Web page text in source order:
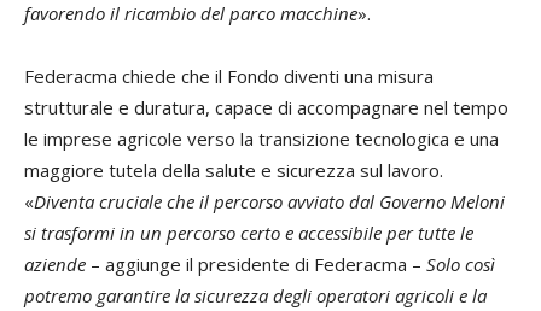
favorendo il ricambio del parco macchine».
Federacma chiede che il Fondo diventi una misura
strutturale e duratura, capace di accompagnare nel tempo
le imprese agricole verso la transizione tecnologica e una
maggiore tutela della salute e sicurezza sul lavoro.
«Diventa cruciale che il percorso avviato dal Governo Meloni
si trasformi in un percorso certo e accessibile per tutte le
aziende – aggiunge il presidente di Federacma – Solo così
potremo garantire la sicurezza degli operatori agricoli e la